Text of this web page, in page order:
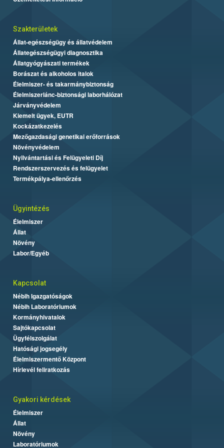
Szakterületek
Állat-egészségügy és állatvédelem
Állategészségügyi diagnosztika
Állatgyógyászati termékek
Borászat és alkoholos italok
Élelmiszer- és takarmánybiztonság
Élelmiszerlánc-biztonsági laborhálózat
Járványvédelem
Kiemelt ügyek, EUTR
Kockázatkezelés
Mezőgazdasági genetikai erőforrások
Növényvédelem
Nyilvántartási és Felügyeleti Díj
Rendszerszervezés és felügyelet
Termékpálya-ellenőrzés
Ügyintézés
Élelmiszer
Állat
Növény
Labor/Egyéb
Kapcsolat
Nébih Igazgatóságok
Nébih Laboratóriumok
Kormányhivatalok
Sajtókapcsolat
Ügyfélszolgálat
Hatósági jogsegély
Élelmiszermentő Központ
Hírlevél feliratkozás
Gyakori kérdések
Élelmiszer
Állat
Növény
Laboratóriumok